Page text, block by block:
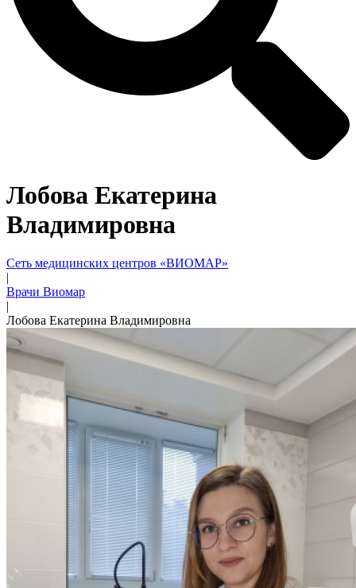
Лобова Екатерина
Владимировна
Сеть медицинских центров «ВИОМАР»
|
Врачи Виомар
|
Лобова Екатерина Владимировна